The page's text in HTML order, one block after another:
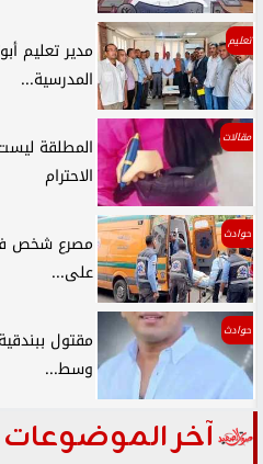
تعليم
مدير تعليم
المدرسية...
مقالات
المطلقة
الاحترام
حوادث
مصرع شخص في
على...
حوادث
مقتول
وسط...
آخر الموضوعات